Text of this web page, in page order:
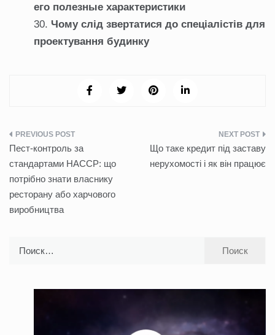
его полезные характеристики
Чому слід звертатися до спеціалістів для
проектування будинку
Навигация
по
записям
Пест-контроль за
стандартами HACCP: що
потрібно знати власнику
ресторану або харчового
виробництва
Що таке кредит під заставу
нерухомості і як він працює